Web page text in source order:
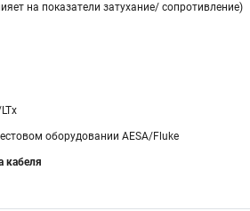
на показатели затухание/ сопротивление)
оборудовании AESA/Fluke
кабеля